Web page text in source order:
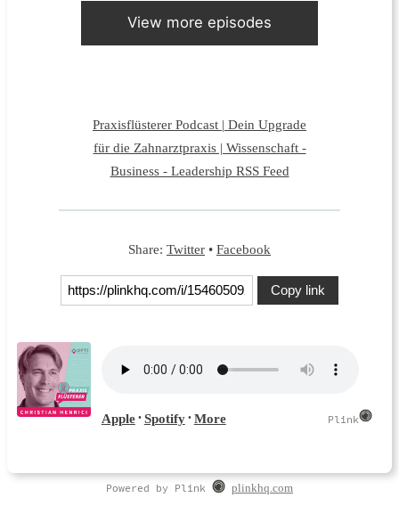
View more episodes
Praxisflüsterer Podcast | Dein Upgrade
für die Zahnarztpraxis | Wissenschaft -
Business - Leadership RSS Feed
Share: Twitter • Facebook
Copy link
Powered by Plink plinkhq.com